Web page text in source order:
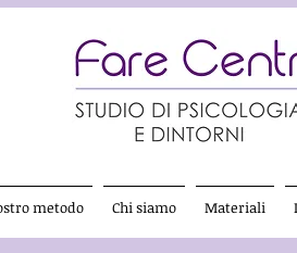
metodo Chi siamo Materiali